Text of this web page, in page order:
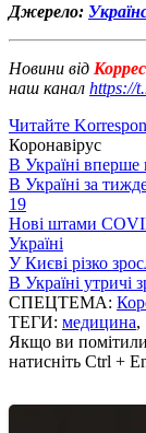
Джерело:
Новини від
наш канал https://
Читайте
Коронавірус
В Україні вперше
В Україні за
19
Нові штами
Україні
У Києві різко
В Україні утричі
СПЕЦТЕМА:
ТЕГИ: медицина,
Якщо ви помітили
натисніть Ctrl +